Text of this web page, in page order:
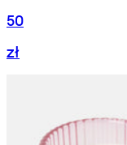
50
zł